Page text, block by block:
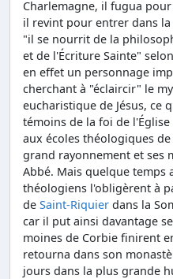
Charlemagne, il fugua
il revint pour entrer dans
"il se nourrit de la
et de l'Écriture Sainte"
en effet un personnage
cherchant à "éclaircir" le
eucharistique de Jésus, ce
témoins de la foi de
aux écoles théologiques
grand rayonnement et ses
Abbé. Mais quelque temps
théologiens l'obligèrent à
de Saint-Riquier dans la
car il put ainsi davantage
moines de Corbie finirent
retourna dans son
jours dans la plus grande